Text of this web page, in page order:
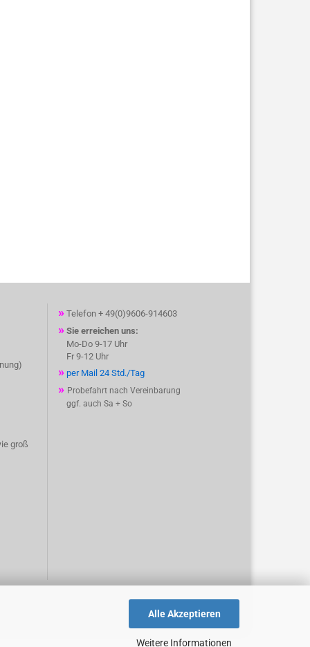
Alle Akzeptieren
Weitere Informationen
groß
» Telefon + 49(0)9606-914603
» Sie erreichen uns:
Mo-Do 9-17 Uhr
Fr 9-12 Uhr
» per Mail 24 Std./Tag
» Probefahrt nach Vereinbarung
ggf. auch Sa + So